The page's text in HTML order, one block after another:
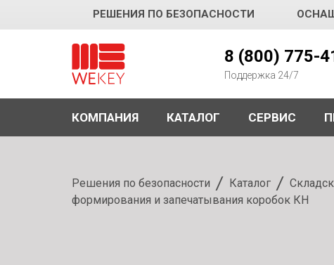
РЕШЕНИЯ ПО БЕЗОПАСНОСТИ
WEKEY
8 (800) 775-
Поддержка 24/7
КОМПАНИЯ КАТАЛОГ СЕРВИС
Решения по безопасности Каталог
формирования и запечатывания коробок КН